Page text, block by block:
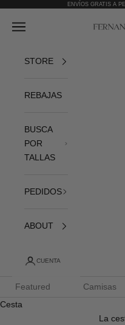
ENVÍOS GRATIS A
Abrir menú de navegación
STORE
REBAJAS
BUSCA
POR
TALLAS
PEDIDOS
ABOUT
CUENTA
Featured Camisas
Cesta
La